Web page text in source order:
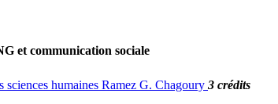
et communication sociale
sciences humaines Ramez G. Chagoury 3 crédits